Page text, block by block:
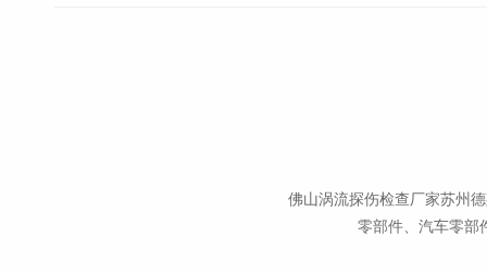
佛山涡流探伤检查厂家苏州
零部件、汽车零部